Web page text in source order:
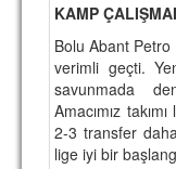
TARİHİ
BASINDAN
KUPA
ESKi
KAMP
Bolu Abant Petro
verimli geçti.
savunmada
Amacımız
2-3 transfer
lige iyi bir